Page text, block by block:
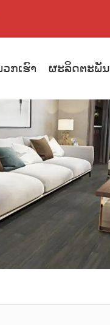
ກເຮົາ ຜະລິດຕະພັນ